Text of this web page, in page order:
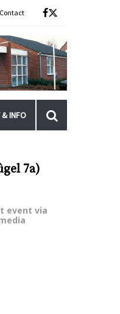
Contact
& INFO
7a)
event via